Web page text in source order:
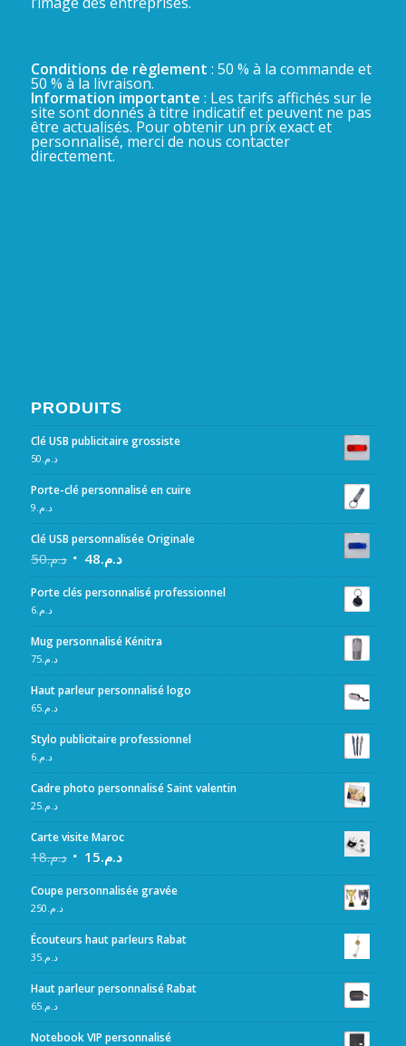
Conditions de règlement : 50 % à la commande et
50 % à la livraison.
Information importante : Les tarifs affichés sur le
site sont donnés à titre indicatif et peuvent ne pas
être actualisés. Pour obtenir un prix exact et
personnalisé, merci de nous contacter
directement.
PRODUITS
Clé USB publicitaire grossiste
د.م. 50
Porte-clé personnalisé en cuire
د.م. 9
Clé USB personnalisée Originale
د.م.50 د.م.48
Porte clés personnalisé professionnel
د.م.6
Mug personnalisé Kénitra
د.م.75
Haut parleur personnalisé logo
د.م.65
Stylo publicitaire professionnel
د.م.6
Cadre photo personnalisé Saint valentin
د.م.25
Carte visite Maroc
د.م.18 د.م.15
Coupe personnalisée gravée
د.م. 250
Écouteurs haut parleurs Rabat
د.م.35
Haut parleur personnalisé Rabat
د.م.65
Notebook VIP personnalisé